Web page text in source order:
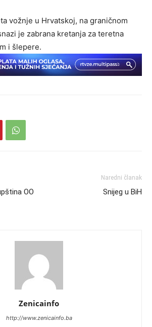
vožnje u Hrvatskoj, na graničnom
je zabrana kretanja za teretna
i šlepere.
OO
Naredni članak
Snijeg u BiH
Zenicainfo
http://www.zenicainfo.ba